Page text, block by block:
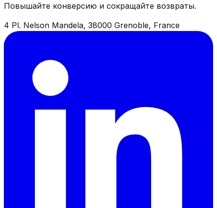
Повышайте конверсию и сокращайте возвраты.
4 Pl. Nelson Mandela, 38000 Grenoble, France